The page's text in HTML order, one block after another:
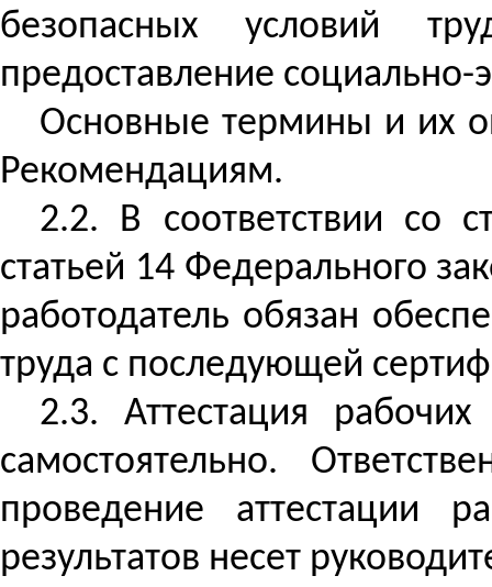
безопасных условий
предоставление социально-
Основные термины и их
Рекомендациям.
2.2. В соответствии со
статьей 14 Федерального
работодатель обязан
труда с последующей
2.3. Аттестация
самостоятельно.
проведение аттестации
результатов несет